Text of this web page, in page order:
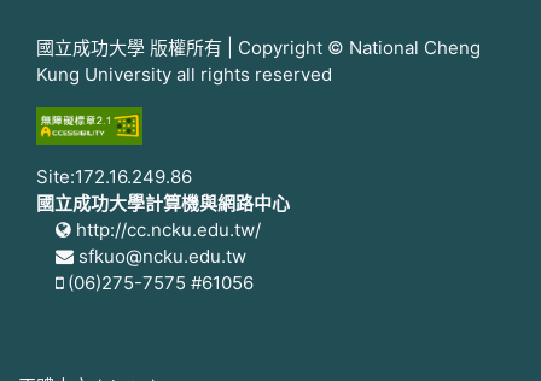
國立成功大學 版權所有 | Copyright © National Cheng
Kung University all rights reserved
Site:172.16.249.86
國立成功大學計算機與網路中心
http://cc.ncku.edu.tw/
sfkuo@ncku.edu.tw
(06)275-7575 #61056